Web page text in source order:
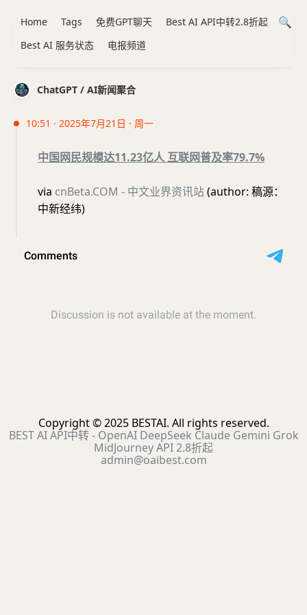
ChatGPT / AI新闻聚合
10:51 · 2025年7月21日 · 周一
中国网民规模达11.23亿人 互联网普及率79.7%
via cnBeta.COM - 中文业界资讯站(author: 稿源：
中新经纬)
Home Tags 免费GPT聊天
Best AI API中转2.8折起
Best AI 服务状态
电报频道
Copyright © 2025 BESTAI. All rights reserved.
BEST AI API中转 - OpenAI DeepSeek Claude Gemini Grok
MidJourney API 2.8折起
admin@oaibest.com